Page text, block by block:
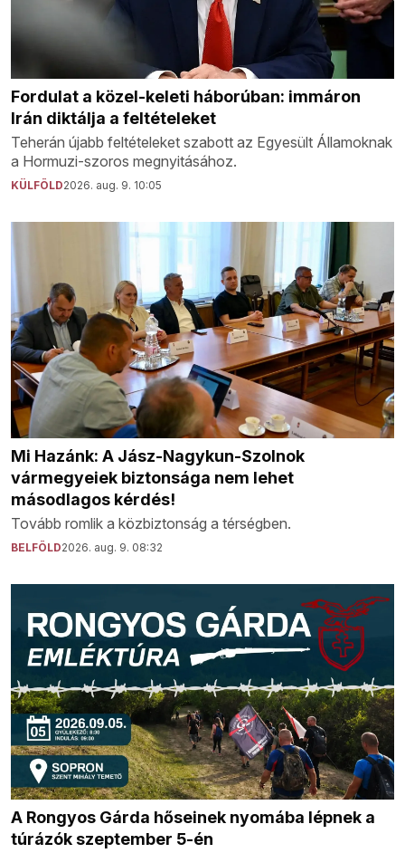
Fordulat a közel-keleti háborúban: immáron
Irán diktálja a feltételeket
Teherán újabb feltételeket szabott az Egyesült Államoknak
a Hormuzi-szoros megnyitásához.
KÜLFÖLD2026. aug. 9. 10:05
Mi Hazánk: A Jász-Nagykun-Szolnok
vármegyeiek biztonsága nem lehet
másodlagos kérdés!
Tovább romlik a közbiztonság a térségben.
BELFÖLD2026. aug. 9. 08:32
A Rongyos Gárda hőseinek nyomába lépnek a
túrázók szeptember 5-én